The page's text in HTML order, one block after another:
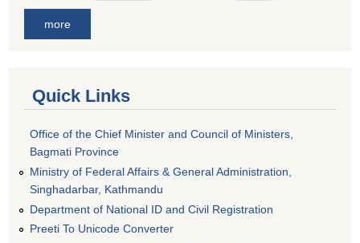
more
Quick Links
Office of the Chief Minister and Council of Ministers,
Bagmati Province
Ministry of Federal Affairs & General Administration,
Singhadarbar, Kathmandu
Department of National ID and Civil Registration
Preeti To Unicode Converter